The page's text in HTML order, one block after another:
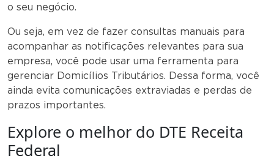
o seu negócio.
Ou seja, em vez de fazer consultas manuais para
acompanhar as notificações relevantes para sua
empresa, você pode usar uma ferramenta para
gerenciar Domicílios Tributários. Dessa forma, você
ainda evita comunicações extraviadas e perdas de
prazos importantes.
Explore o melhor do DTE Receita
Federal